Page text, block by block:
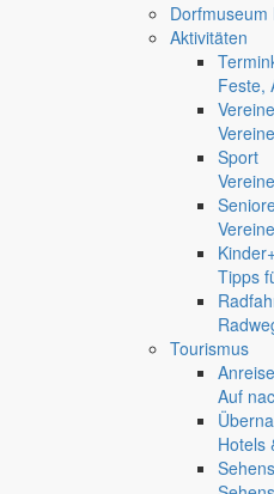
Aktivitäten
Feste,
Vereine
Sport
Tipps
Tourismus
Anreise
Auf
Hotels
Rathaus
– 11:30 Uhr und 14:00 – 18:00
– 11:30 Uhr und 14:00 – 17:00
können Termine
Markersdorf,
markersdorf.de